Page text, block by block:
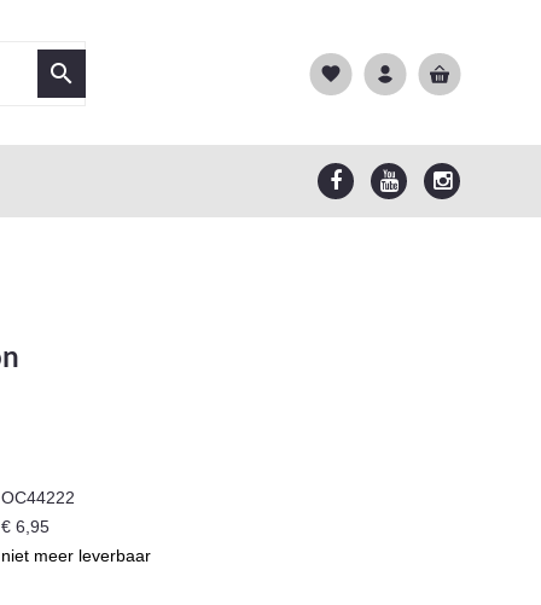
favorite

OC44222
€ 6,95
niet meer leverbaar